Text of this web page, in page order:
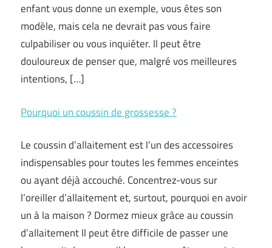
enfant vous donne un exemple, vous êtes son
modèle, mais cela ne devrait pas vous faire
culpabiliser ou vous inquiéter. Il peut être
douloureux de penser que, malgré vos meilleures
intentions, […]
Pourquoi un coussin de grossesse ?
Le coussin d’allaitement est l’un des accessoires
indispensables pour toutes les femmes enceintes
ou ayant déjà accouché. Concentrez-vous sur
l’oreiller d’allaitement et, surtout, pourquoi en avoir
un à la maison ? Dormez mieux grâce au coussin
d’allaitement Il peut être difficile de passer une